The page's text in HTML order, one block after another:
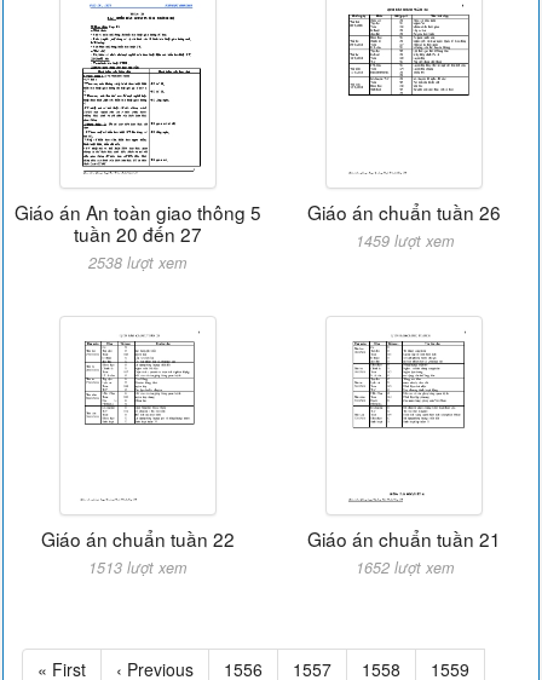
Giáo án An toàn giao thông 5
tuần 20 đến 27
2538 lượt xem
Giáo án chuẩn tuần 26
1459 lượt xem
Giáo án chuẩn tuần 22
1513 lượt xem
Giáo án chuẩn tuần 21
1652 lượt xem
« First ‹ Previous 1556 1557 1558 1559